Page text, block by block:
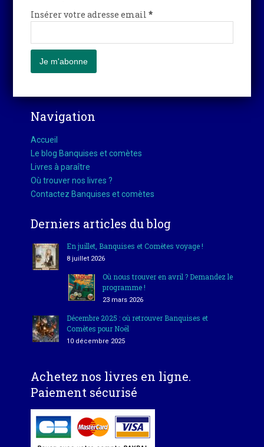
Insérer votre adresse email*
Navigation
Accueil
Le blog Banquises et comètes
Livres à paraître
Où trouver nos livres ?
Contactez Banquises et comètes
Derniers articles du blog
En juillet, Banquises et Comètes voyage !
8 juillet 2026
Où nous trouver en avril ? Demandez le
programme !
23 mars 2026
Décembre 2025 : où retrouver Banquises et
Comètes pour Noël
10 décembre 2025
Achetez nos livres en ligne.
Paiement sécurisé